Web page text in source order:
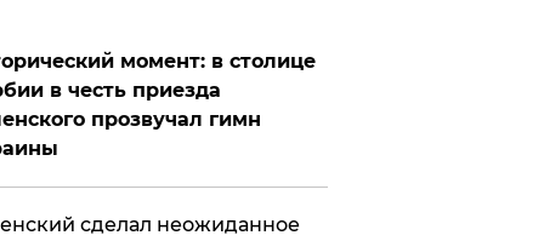
момент: в столице
в честь приезда
прозвучал гимн
сделал неожиданное